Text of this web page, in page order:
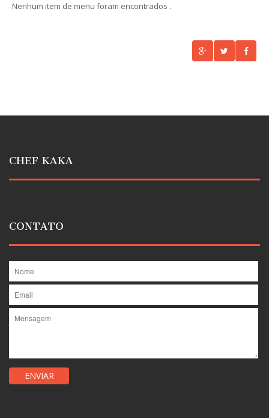
Nenhum item de menu foram encontrados .
CHEF KAKA
CONTATO